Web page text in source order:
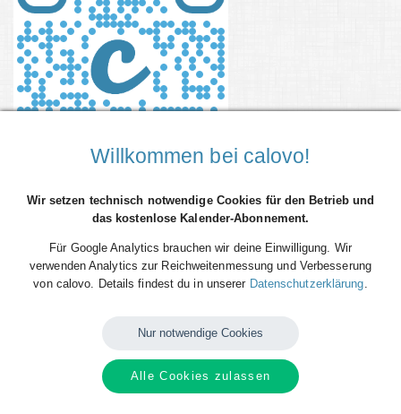
Society Germany e.V.
Willkommen bei calovo!
Wir setzen technisch notwendige Cookies für den Betrieb und
das kostenlose Kalender-Abonnement.
Für Google Analytics brauchen wir deine Einwilligung. Wir
verwenden Analytics zur Reichweitenmessung und Verbesserung
von calovo. Details findest du in unserer Datenschutzerklärung.
Nur notwendige Cookies
Alle Cookies zulassen